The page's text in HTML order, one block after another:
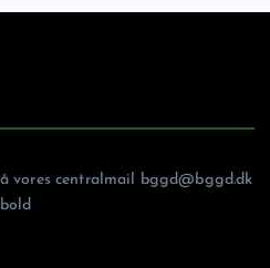
vores centralmail bggd@bggd.dk